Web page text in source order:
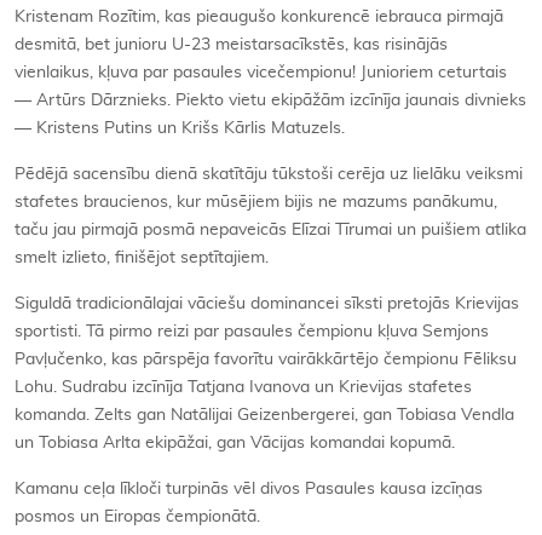
Kristenam Rozītim, kas pieaugušo konkurencē iebrauca pirmajā
desmitā, bet junioru U-23 meistarsacīkstēs, kas risinājās
vienlaikus, kļuva par pasaules vicečempionu! Junioriem ceturtais
— Artūrs Dārznieks. Piekto vietu ekipāžām izcīnīja jaunais divnieks
— Kristens Putins un Krišs Kārlis Matuzels.
Pēdējā sacensību dienā skatītāju tūkstoši cerēja uz lielāku veiksmi
stafetes braucienos, kur mūsējiem bijis ne mazums panākumu,
taču jau pirmajā posmā nepaveicās Elīzai Tīrumai un puišiem atlika
smelt izlieto, finišējot septītajiem.
Siguldā tradicionālajai vāciešu dominancei sīksti pretojās Krievijas
sportisti. Tā pirmo reizi par pasaules čempionu kļuva Semjons
Pavļučenko, kas pārspēja favorītu vairākkārtējo čempionu Fēliksu
Lohu. Sudrabu izcīnīja Tatjana Ivanova un Krievijas stafetes
komanda. Zelts gan Natālijai Geizenbergerei, gan Tobiasa Vendla
un Tobiasa Arlta ekipāžai, gan Vācijas komandai kopumā.
Kamanu ceļa līkloči turpinās vēl divos Pasaules kausa izcīņas
posmos un Eiropas čempionātā.